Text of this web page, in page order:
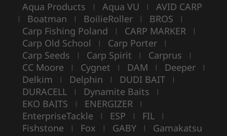
Aqua Products | Aqua VU | AVID CARP
| Boatman | BoilieRoller | BROS |
Carp Fishing Poland | CARP MARKER |
Carp Old School | Carp Porter |
Carp Seeds | Carp Spirit | Carprus |
CC Moore | Cygnet | DAM | Deeper |
Delkim | Delphin | DUDI BAIT |
DURACELL | Dynamite Baits |
EKO BAITS | ENERGIZER |
EnterpriseTackle | ESP | FIL |
Fishstone | Fox | GABY | Gamakatsu